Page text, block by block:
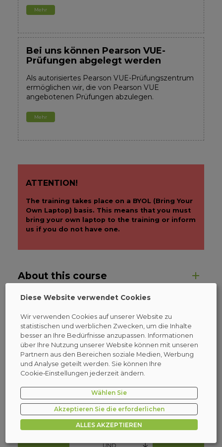
Mehr
Bei uns können Pearson VUE-
Prüfungen abgelegt werden
Als autorisiertes Pearson VUE-Prüfungszentrum
ermöglichen wir, die von Pearson VUE
angebotenen Prüfungen abzulegen.
Mehr
ATTENTION!
The training takes place on a BYOL (Bring Your
Own Laptop) basis. This means that you must
bring your own laptop to the training or inform
us if you do not have one.
About this course
NÄCHSTMÖGLICHE TERMINE:
Rufen Sie uns an: +48 800 080 322
UND
Diese Website verwendet Cookies
Wir verwenden Cookies auf unserer Website zu
statistischen und werblichen Zwecken, um die Inhalte
besser an Ihre Bedürfnisse anzupassen. Informationen
über Ihre Nutzung unserer Website können mit unseren
Partnern aus den Bereichen soziale Medien, Werbung
und Analyse geteilt werden. Sie können Ihre
Cookie‑Einstellungen jederzeit ändern.
Wählen Sie
Akzeptieren Sie die erforderlichen
ALLES AKZEPTIEREN